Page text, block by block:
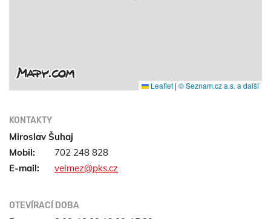
Leaflet | © Seznam.cz a.s. a další
KONTAKTY
Miroslav Šuhaj
Mobil:
702 248 828
E-mail:
velmez@pks.cz
OTEVÍRACÍ DOBA